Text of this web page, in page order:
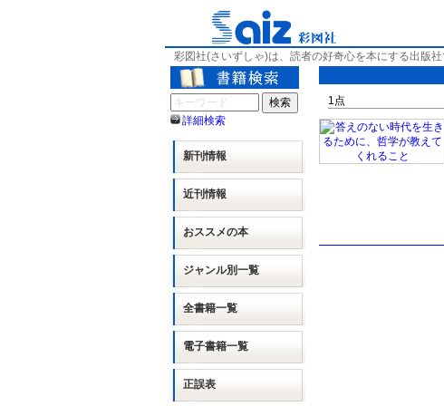
彩図社(さいずしゃ)は、読者の好奇心を本にする出版社
詳細検索
新刊情報
近刊情報
おススメの本
ジャンル別一覧
全書籍一覧
電子書籍一覧
正誤表
1点